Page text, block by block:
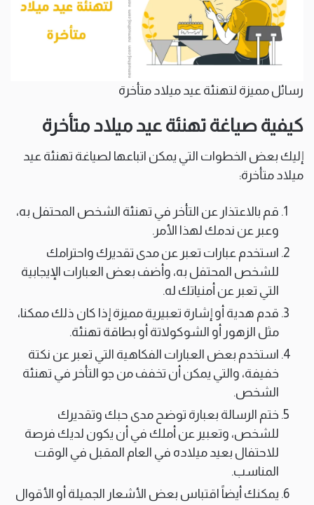
رسائل مميزة لتهنئة عيد ميلاد متأخرة
كيفية صياغة تهنئة عيد ميلاد متأخرة
إليك بعض الخطوات التي يمكن اتباعها لصياغة تهنئة عيد
ميلاد متأخرة:
قم بالاعتذار عن التأخر في تهنئة الشخص المحتفل به،
وعبر عن ندمك لهذا الأمر.
استخدم عبارات تعبر عن مدى تقديرك واحترامك
للشخص المحتفل به، وأضف بعض العبارات الإيجابية
التي تعبر عن أمنياتك له.
قدم هدية أو إشارة تعبيرية مميزة إذا كان ذلك ممكنا،
مثل الزهور أو الشوكولاتة أو بطاقة تهنئة.
استخدم بعض العبارات الفكاهية التي تعبر عن نكتة
خفيفة، والتي يمكن أن تخفف من جو التأخر في تهنئة
الشخص.
ختم الرسالة بعبارة توضح مدى حبك وتقديرك
للشخص، وتعبير عن أملك في أن يكون لديك فرصة
للاحتفال بعيد ميلاده في العام المقبل في الوقت
المناسب.
يمكنك أيضاً اقتباس بعض الأشعار الجميلة أو الأقوال